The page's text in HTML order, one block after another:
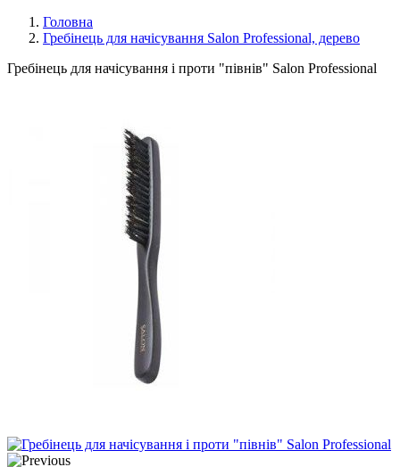
Головна
Гребінець для начісування Salon Professional, дерево
Гребінець для начісування і проти "півнів" Salon Professional